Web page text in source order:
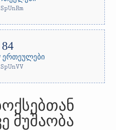
ერთეულები
მუშაობა